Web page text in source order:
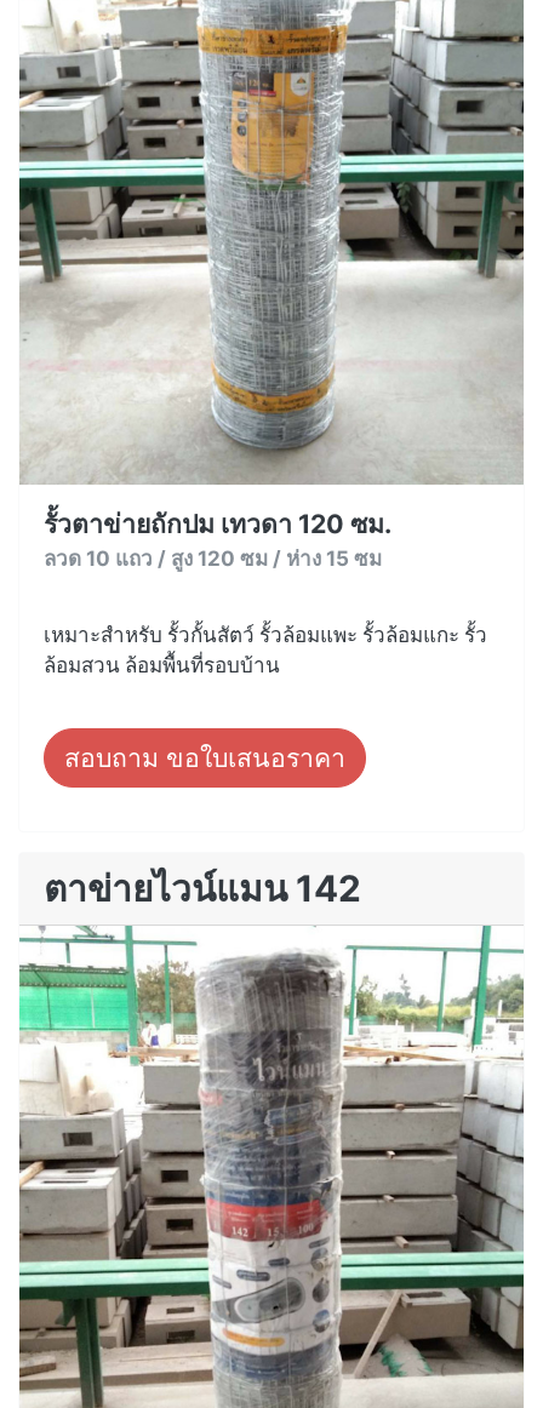
รั้วตาข่ายถักปม เทวดา 120 ซม.
ลวด 10 แถว / สูง 120 ซม / ห่าง 15 ซม
เหมาะสำหรับ รั้วกั้นสัตว์ รั้วล้อมแพะ รั้วล้อมแกะ รั้ว
ล้อมสวน ล้อมพื้นที่รอบบ้าน
สอบถาม ขอใบเสนอราคา
ตาข่ายไวน์แมน 142